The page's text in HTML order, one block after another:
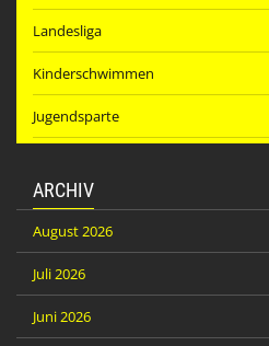
Landesliga
Kinderschwimmen
Jugendsparte
ARCHIV
August 2026
Juli 2026
Juni 2026